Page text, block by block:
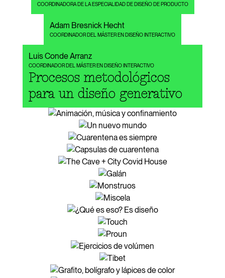
Póster
COORDINADORA DE LA ESPECIALIDAD DE DISEÑO DE PRODUCTO
Adam Bresnick Hecht
COORDINADOR DEL MÁSTER EN DISEÑO INTERACTIVO
Luis Conde Arranz
COORDINADOR DEL MÁSTER EN DISEÑO INTERACTIVO
Procesos metodológicos
para un diseño generativo